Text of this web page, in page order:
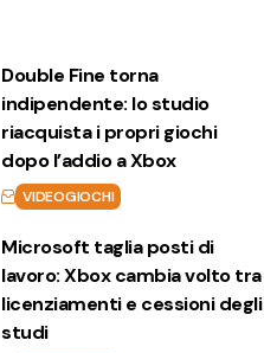
Double Fine torna
indipendente: lo studio
riacquista i propri giochi
dopo l’addio a Xbox
VIDEOGIOCHI
Microsoft taglia posti di
lavoro: Xbox cambia volto tra
licenziamenti e cessioni degli
studi